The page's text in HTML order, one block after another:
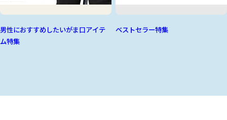
男性におすすめしたいがま口アイテ
ム特集
ベストセラー特集